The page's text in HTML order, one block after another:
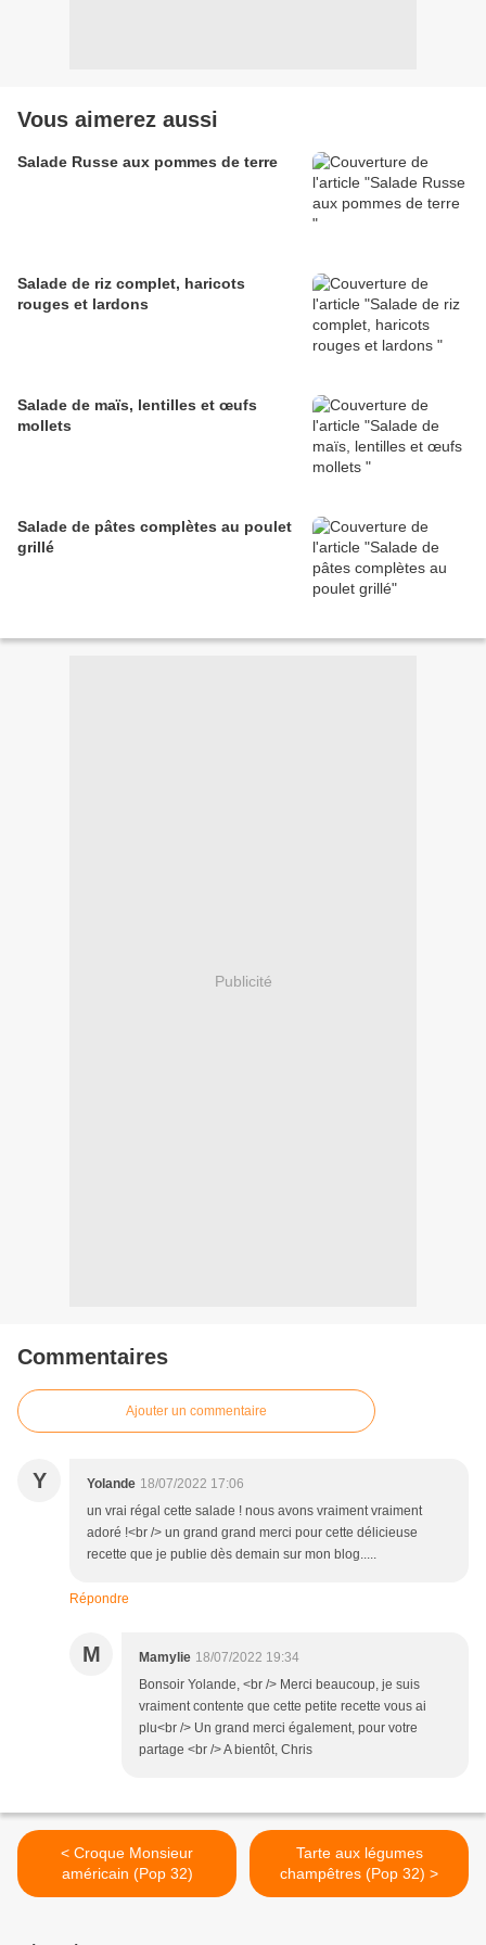
Vous aimerez aussi
Salade Russe aux pommes de terre
Salade de riz complet, haricots
rouges et lardons
Salade de maïs, lentilles et œufs
mollets
Salade de pâtes complètes au poulet
grillé
Publicité
Commentaires
Ajouter un commentaire
Y Yolande 18/07/2022 17:06
un vrai régal cette salade ! nous avons vraiment vraiment
adoré !<br /> un grand grand merci pour cette délicieuse
recette que je publie dès demain sur mon blog.....
Répondre
M Mamylie 18/07/2022 19:34
Bonsoir Yolande, <br /> Merci beaucoup, je suis
vraiment contente que cette petite recette vous ai
plu<br /> Un grand merci également, pour votre
partage <br /> A bientôt, Chris
< Croque Monsieur
américain (Pop 32)
Tarte aux légumes
champêtres (Pop 32) >